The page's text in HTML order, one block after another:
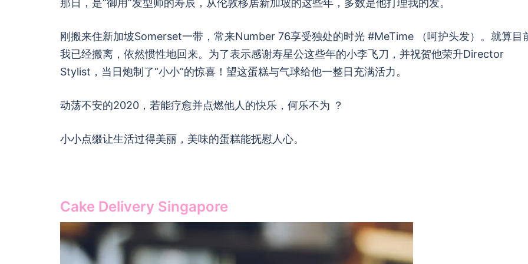
那日，是“御用”发型师的寿辰，从伦敦移居新加坡的这些年，多数是他打理我的发。
刚搬来住新加坡Somerset一带，常来Number 76享受独处的时光 #MeTime （呵护头发）。就算目
我已经搬离，依然惯性地回来。为了表示感谢寿星公这些年的小李飞刀，并祝贺他荣升Director
Stylist，当日炮制了“小小”的惊喜！望这蛋糕与气球给他一整日充满活力。
动荡不安的2020，若能疗愈并点燃他人的快乐，何乐不为 ？
小小点缀让生活过得美丽，美味的蛋糕能抚慰人心。
Cake Delivery Singapore